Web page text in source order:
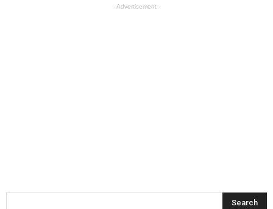
- Advertisement -